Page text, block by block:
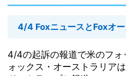
4/4 FoxニュースとFoxオ
4/4の起訴の報道で米のフォ
ォックス・オーストラリア